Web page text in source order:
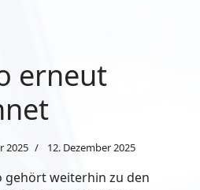
erneut
2025 12. Dezember 2025
gehört weiterhin zu den